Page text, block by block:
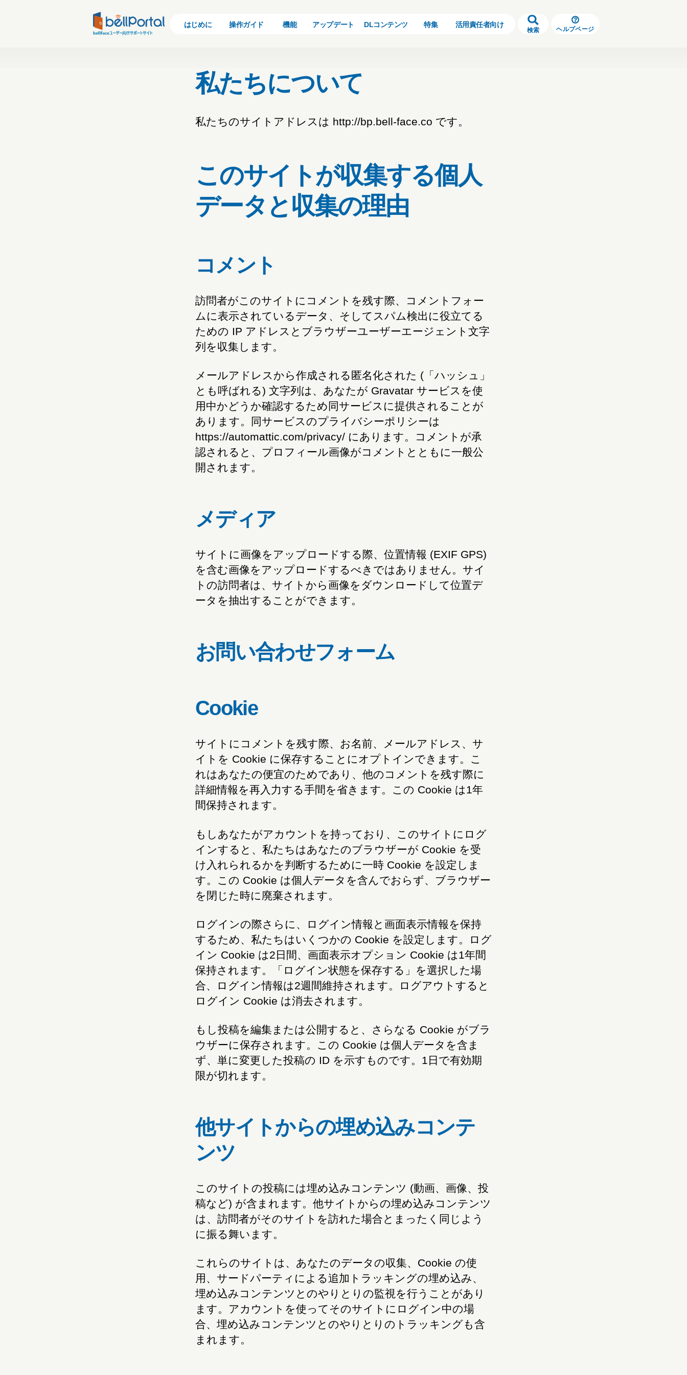
はじめに 操作ガイド 機能 アップデート DLコンテンツ 特集 活用責任者向け
検索 ヘルプページ
私たちについて
私たちのサイトアドレスは http://bp.bell-face.co です。
このサイトが収集する個人
データと収集の理由
コメント
訪問者がこのサイトにコメントを残す際、コメントフォー
ムに表示されているデータ、そしてスパム検出に役立てる
ための IP アドレスとブラウザーユーザーエージェント文字
列を収集します。
メールアドレスから作成される匿名化された (「ハッシュ」
とも呼ばれる) 文字列は、あなたが Gravatar サービスを使
用中かどうか確認するため同サービスに提供されることが
あります。同サービスのプライバシーポリシーは
https://automattic.com/privacy/ にあります。コメントが承
認されると、プロフィール画像がコメントとともに一般公
開されます。
メディア
サイトに画像をアップロードする際、位置情報 (EXIF GPS)
を含む画像をアップロードするべきではありません。サイ
トの訪問者は、サイトから画像をダウンロードして位置デ
ータを抽出することができます。
お問い合わせフォーム
Cookie
サイトにコメントを残す際、お名前、メールアドレス、サ
イトを Cookie に保存することにオプトインできます。こ
れはあなたの便宜のためであり、他のコメントを残す際に
詳細情報を再入力する手間を省きます。この Cookie は1年
間保持されます。
もしあなたがアカウントを持っており、このサイトにログ
インすると、私たちはあなたのブラウザーが Cookie を受
け入れられるかを判断するために一時 Cookie を設定しま
す。この Cookie は個人データを含んでおらず、ブラウザー
を閉じた時に廃棄されます。
ログインの際さらに、ログイン情報と画面表示情報を保持
するため、私たちはいくつかの Cookie を設定します。ログ
イン Cookie は2日間、画面表示オプション Cookie は1年間
保持されます。「ログイン状態を保存する」を選択した場
合、ログイン情報は2週間維持されます。ログアウトすると
ログイン Cookie は消去されます。
もし投稿を編集または公開すると、さらなる Cookie がブラ
ウザーに保存されます。この Cookie は個人データを含ま
ず、単に変更した投稿の ID を示すものです。1日で有効期
限が切れます。
他サイトからの埋め込みコンテ
ンツ
このサイトの投稿には埋め込みコンテンツ (動画、画像、投
稿など) が含まれます。他サイトからの埋め込みコンテンツ
は、訪問者がそのサイトを訪れた場合とまったく同じよう
に振る舞います。
これらのサイトは、あなたのデータの収集、Cookie の使
用、サードパーティによる追加トラッキングの埋め込み、
埋め込みコンテンツとのやりとりの監視を行うことがあり
ます。アカウントを使ってそのサイトにログイン中の場
合、埋め込みコンテンツとのやりとりのトラッキングも含
まれます。